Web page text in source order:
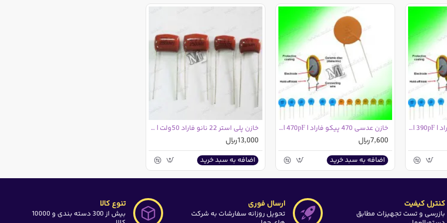
خازن عدسی 390 پیکو فاراد | 390pF | کد 391 خازن عدسی 470 پیکو فاراد | 470pF | کد 471
7,600ریال
اضافه به سبد خرید
خازن پلی استر 22 نانو فاراد 50ولت | 22nF 50V
13,000ریال
اضافه به سبد خرید
کنترل کیفیت
بازرسی و تست تجهیزات مطابق
ارسال فوری
تحویل روزانه سفارشات به شرکت
تنوع کالا
بیش از 300 دسته بندی و 10000